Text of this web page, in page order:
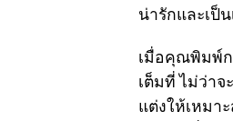
น่ารักและเป็
เมื่อคุณพิมพ์ก
เต็มที่ ไม่ว่า
แต่งให้เหมา